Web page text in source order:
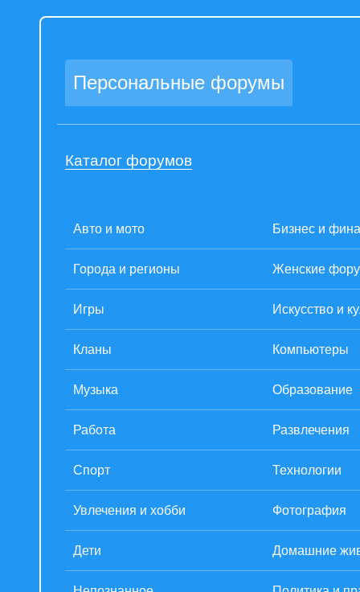
Персональные форумы
Каталог форумов
Авто и мото Бизнес и
Города и регионы Женские
Игры Искусство и
Кланы Компьютеры
Музыка Образование
Работа Развлечения
Спорт Технологии
Увлечения и хобби Фотография
Дети Домашние